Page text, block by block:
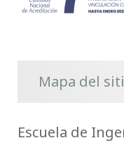
Mapa del
Escuela de